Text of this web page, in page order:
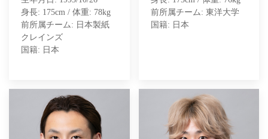
身長: 175cm / 体重: 78kg
前所属チーム: 日本製紙
クレインズ
国籍: 日本
前所属チーム: 東洋大学
国籍: 日本